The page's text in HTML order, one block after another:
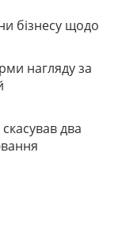
бізнесу щодо
нагляду за
два